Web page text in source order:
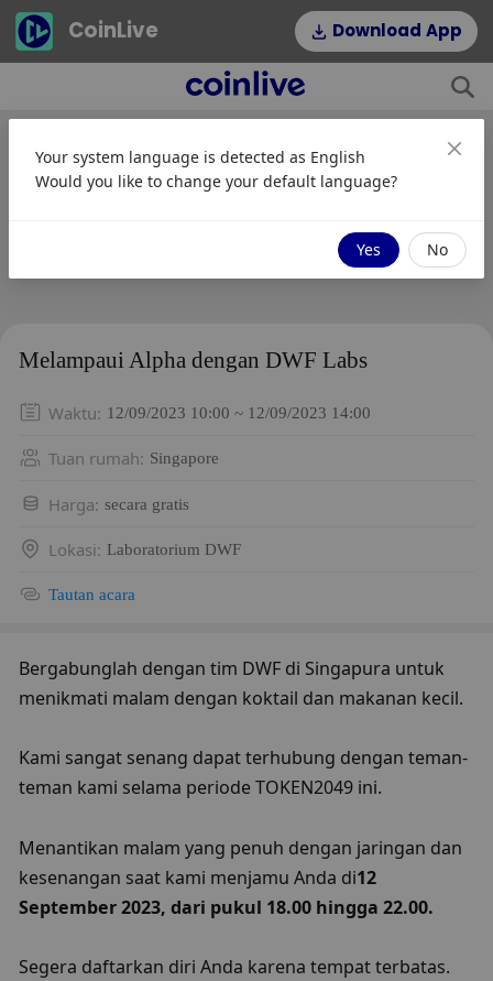
CoinLive Download App
Melampaui Alpha dengan DWF Labs
Waktu: 12/09/2023 10:00 ~ 12/09/2023 14:00
Tuan rumah: Singapore
Harga: secara gratis
Lokasi: Laboratorium DWF
Tautan acara
Bergabunglah dengan tim DWF di Singapura untuk
menikmati malam dengan koktail dan makanan kecil.
Kami sangat senang dapat terhubung dengan teman-
teman kami selama periode TOKEN2049 ini.
Menantikan malam yang penuh dengan jaringan dan
kesenangan saat kami menjamu Anda di12
September 2023, dari pukul 18.00 hingga 22.00.
Segera daftarkan diri Anda karena tempat terbatas.
Your system language is detected as English
Would you like to change your default language?
Yes No